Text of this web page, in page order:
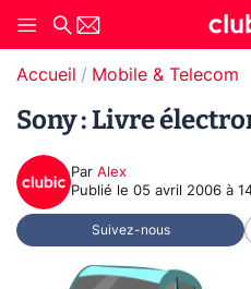
Accueil Mobile & Telecom
Sony : Livre
Par Alex
Publié le 05 avril 2006 à
Suivez-nous